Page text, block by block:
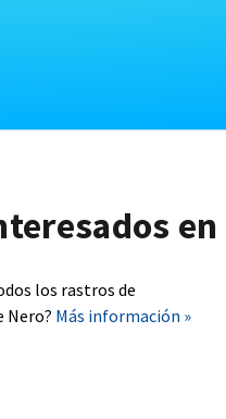
los rastros de
Nero? Más información »